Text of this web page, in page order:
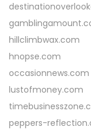
hillclimbwax.com
hnopse.com
occasionnews.com
lustofmoney.com
peppers-